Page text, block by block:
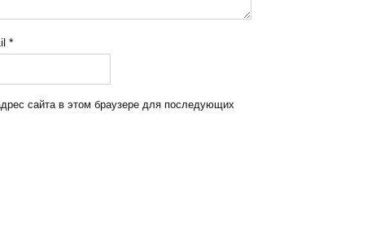
*
сайта в этом браузере для последующих